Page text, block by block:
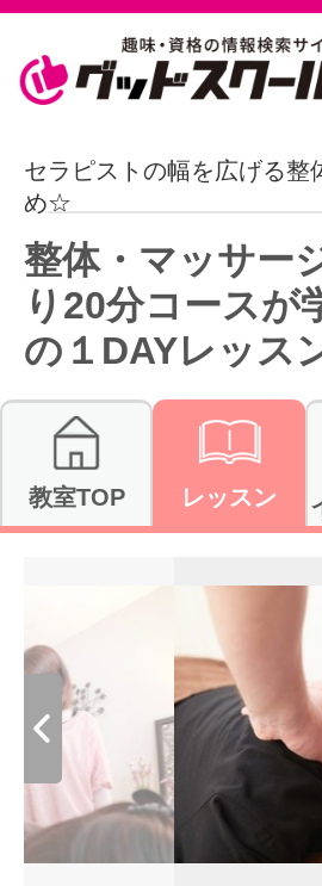
セラピストの幅を広げる整
め☆
整体・マッサー
り20分コースが
の１DAYレッス
教室TOP レッスン